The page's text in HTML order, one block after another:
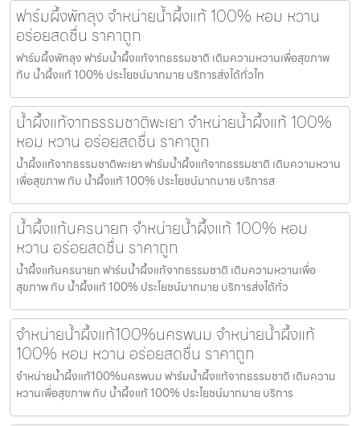
ฟาร์มผึ้งพัทลุง จำหน่ายน้ำผึ้งแท้ 100% หอม หวาน
อร่อยสดชื่น ราคาถูก
ฟาร์มผึ้งพัทลุง ฟาร์มน้ำผึ้งแท้จากธรรมชาติ เติมความหวานเพื่อสุขภาพ
กับ น้ำผึ้งแท้ 100% ประโยชน์มากมาย บริการส่งได้ทั่วไท
น้ำผึ้งแท้จากธรรมชาติพะเยา จำหน่ายน้ำผึ้งแท้ 100%
หอม หวาน อร่อยสดชื่น ราคาถูก
น้ำผึ้งแท้จากธรรมชาติพะเยา ฟาร์มน้ำผึ้งแท้จากธรรมชาติ เติมความหวาน
เพื่อสุขภาพ กับ น้ำผึ้งแท้ 100% ประโยชน์มากมาย บริการส
น้ำผึ้งแท้นครนายก จำหน่ายน้ำผึ้งแท้ 100% หอม
หวาน อร่อยสดชื่น ราคาถูก
น้ำผึ้งแท้นครนายก ฟาร์มน้ำผึ้งแท้จากธรรมชาติ เติมความหวานเพื่อ
สุขภาพ กับ น้ำผึ้งแท้ 100% ประโยชน์มากมาย บริการส่งได้ทั่ว
จำหน่ายน้ำผึ้งแท้100%นครพนม จำหน่ายน้ำผึ้งแท้
100% หอม หวาน อร่อยสดชื่น ราคาถูก
จำหน่ายน้ำผึ้งแท้100%นครพนม ฟาร์มน้ำผึ้งแท้จากธรรมชาติ เติมความ
หวานเพื่อสุขภาพ กับ น้ำผึ้งแท้ 100% ประโยชน์มากมาย บริการ